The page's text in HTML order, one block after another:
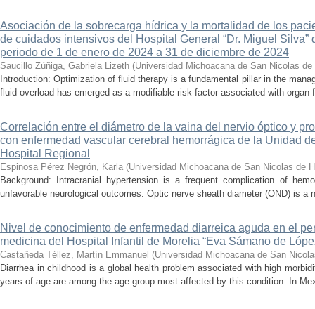
Asociación de la sobrecarga hídrica y la mortalidad de los
de cuidados intensivos del Hospital General “Dr. Miguel
periodo de 1 de enero de 2024 a 31 de diciembre de 2024
Saucillo Zúñiga, Gabriela Lizeth (Universidad Michoacana de San Nicolas de
Introduction: Optimization of fluid therapy is a fundamental pillar in the
fluid overload has emerged as a modifiable risk factor associated with organ
Correlación entre el diámetro de la vaina del nervio óptico y
con enfermedad vascular cerebral hemorrágica de la Unidad
Hospital Regional
Espinosa Pérez Negrón, Karla (Universidad Michoacana de San Nicolas de
Background: Intracranial hypertension is a frequent complication of
unfavorable neurological outcomes. Optic nerve sheath diameter (OND) is a
Nivel de conocimiento de enfermedad diarreica aguda en el
medicina del Hospital Infantil de Morelia “Eva Sámano de
Castañeda Téllez, Martín Emmanuel (Universidad Michoacana de San
Diarrhea in childhood is a global health problem associated with high
years of age are among the age group most affected by this condition. In